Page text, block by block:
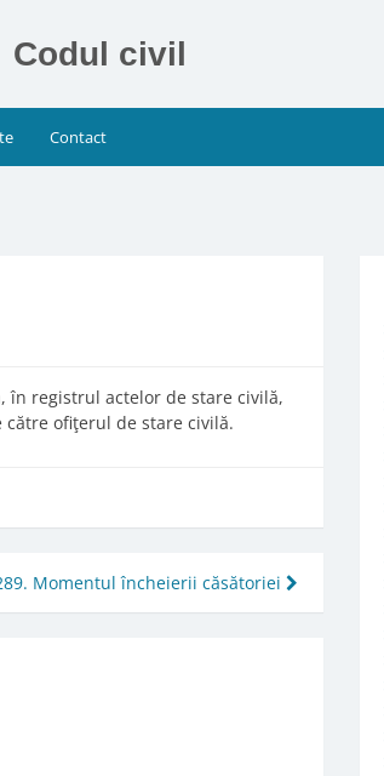
Codul civil
Contact
în registrul actelor de stare civilă,
către ofiţerul de stare civilă.
Momentul încheierii căsătoriei